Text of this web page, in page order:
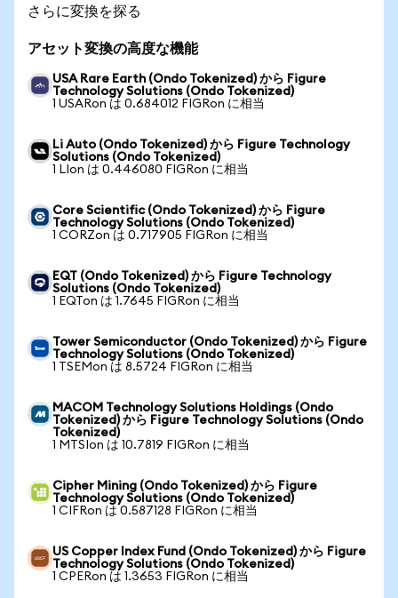
さらに変換を探る
アセット変換の高度な機能
USA Rare Earth (Ondo Tokenized) から Figure
Technology Solutions (Ondo Tokenized)
1 USARon は 0.684012 FIGRon に相当
Li Auto (Ondo Tokenized) から Figure Technology
Solutions (Ondo Tokenized)
1 LIon は 0.446080 FIGRon に相当
Core Scientific (Ondo Tokenized) から Figure
Technology Solutions (Ondo Tokenized)
1 CORZon は 0.717905 FIGRon に相当
EQT (Ondo Tokenized) から Figure Technology
Solutions (Ondo Tokenized)
1 EQTon は 1.7645 FIGRon に相当
Tower Semiconductor (Ondo Tokenized) から Figure
Technology Solutions (Ondo Tokenized)
1 TSEMon は 8.5724 FIGRon に相当
MACOM Technology Solutions Holdings (Ondo
Tokenized) から Figure Technology Solutions (Ondo
Tokenized)
1 MTSIon は 10.7819 FIGRon に相当
Cipher Mining (Ondo Tokenized) から Figure
Technology Solutions (Ondo Tokenized)
1 CIFRon は 0.587128 FIGRon に相当
US Copper Index Fund (Ondo Tokenized) から Figure
Technology Solutions (Ondo Tokenized)
1 CPERon は 1.3653 FIGRon に相当